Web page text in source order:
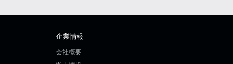
企業情報
会社概要